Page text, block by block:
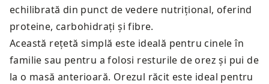
echilibrată din punct de vedere nutrițional, oferind
proteine, carbohidrați și fibre.
Această rețetă simplă este ideală pentru cinele în
familie sau pentru a folosi resturile de orez și pui de
la o masă anterioară. Orezul răcit este ideal pentru